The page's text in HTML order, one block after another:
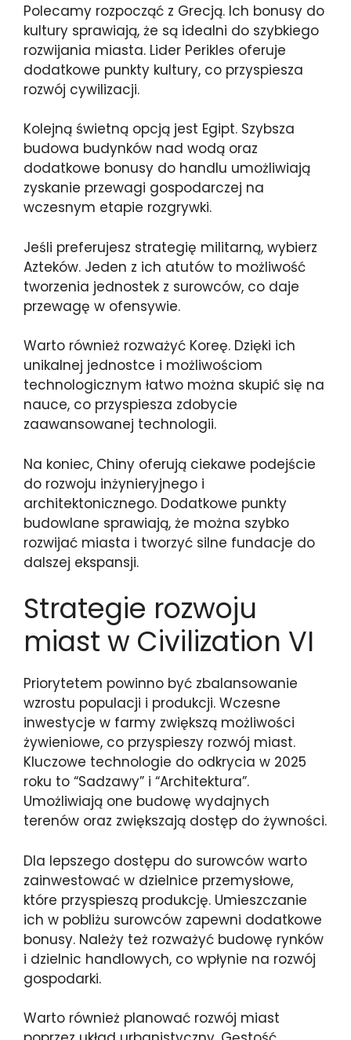
Polecamy rozpocząć z Grecją. Ich bonusy do
kultury sprawiają, że są idealni do szybkiego
rozwijania miasta. Lider Perikles oferuje
dodatkowe punkty kultury, co przyspiesza
rozwój cywilizacji.
Kolejną świetną opcją jest Egipt. Szybsza
budowa budynków nad wodą oraz
dodatkowe bonusy do handlu umożliwiają
zyskanie przewagi gospodarczej na
wczesnym etapie rozgrywki.
Jeśli preferujesz strategię militarną, wybierz
Azteków. Jeden z ich atutów to możliwość
tworzenia jednostek z surowców, co daje
przewagę w ofensywie.
Warto również rozważyć Koreę. Dzięki ich
unikalnej jednostce i możliwościom
technologicznym łatwo można skupić się na
nauce, co przyspiesza zdobycie
zaawansowanej technologii.
Na koniec, Chiny oferują ciekawe podejście
do rozwoju inżynieryjnego i
architektonicznego. Dodatkowe punkty
budowlane sprawiają, że można szybko
rozwijać miasta i tworzyć silne fundacje do
dalszej ekspansji.
Strategie rozwoju
miast w Civilization VI
Priorytetem powinno być zbalansowanie
wzrostu populacji i produkcji. Wczesne
inwestycje w farmy zwiększą możliwości
żywieniowe, co przyspieszy rozwój miast.
Kluczowe technologie do odkrycia w 2025
roku to “Sadzawy” i “Architektura”.
Umożliwiają one budowę wydajnych
terenów oraz zwiększają dostęp do żywności.
Dla lepszego dostępu do surowców warto
zainwestować w dzielnice przemysłowe,
które przyspieszą produkcję. Umieszczanie
ich w pobliżu surowców zapewni dodatkowe
bonusy. Należy też rozważyć budowę rynków
i dzielnic handlowych, co wpłynie na rozwój
gospodarki.
Warto również planować rozwój miast